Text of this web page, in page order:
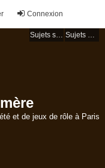
Connexion
Sujets sans réponse Sujets actifs
et de jeux de rôle à Paris